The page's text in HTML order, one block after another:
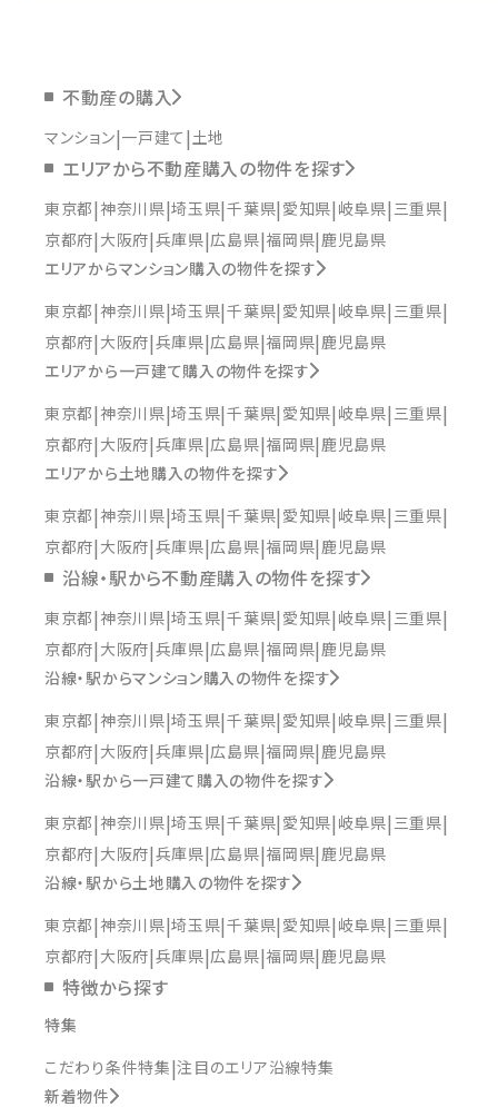
不動産の購入
マンション 一戸建て 土地
エリアから不動産購入の物件を探す
東京都 神奈川県 埼玉県 千葉県 愛知県 岐阜県 三重県
京都府 大阪府 兵庫県 広島県 福岡県 鹿児島県
エリアからマンション購入の物件を探す
東京都 神奈川県 埼玉県 千葉県 愛知県 岐阜県 三重県
京都府 大阪府 兵庫県 広島県 福岡県 鹿児島県
エリアから一戸建て購入の物件を探す
東京都 神奈川県 埼玉県 千葉県 愛知県 岐阜県 三重県
京都府 大阪府 兵庫県 広島県 福岡県 鹿児島県
エリアから土地購入の物件を探す
東京都 神奈川県 埼玉県 千葉県 愛知県 岐阜県 三重県
京都府 大阪府 兵庫県 広島県 福岡県 鹿児島県
沿線・駅から不動産購入の物件を探す
東京都 神奈川県 埼玉県 千葉県 愛知県 岐阜県 三重県
京都府 大阪府 兵庫県 広島県 福岡県 鹿児島県
沿線・駅からマンション購入の物件を探す
東京都 神奈川県 埼玉県 千葉県 愛知県 岐阜県 三重県
京都府 大阪府 兵庫県 広島県 福岡県 鹿児島県
沿線・駅から一戸建て購入の物件を探す
東京都 神奈川県 埼玉県 千葉県 愛知県 岐阜県 三重県
京都府 大阪府 兵庫県 広島県 福岡県 鹿児島県
沿線・駅から土地購入の物件を探す
東京都 神奈川県 埼玉県 千葉県 愛知県 岐阜県 三重県
京都府 大阪府 兵庫県 広島県 福岡県 鹿児島県
特徴から探す
特集
こだわり条件特集 注目のエリア沿線特集
新着物件